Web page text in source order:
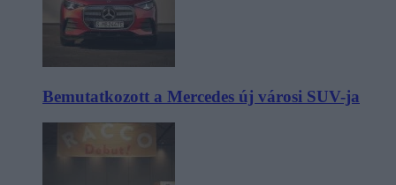
Bemutatkozott a Mercedes új városi SUV-ja